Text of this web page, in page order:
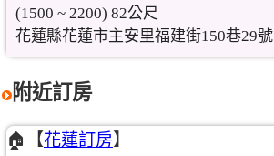
(1500 ~ 2200) 82公尺
花蓮縣花蓮市主安里福建街150巷29號
附近訂房
🏠【花蓮訂房】